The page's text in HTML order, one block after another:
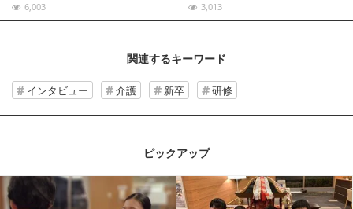
6,003 3,013
関連するキーワード
インタビュー 介護 新卒 研修
ピックアップ
記事を読む